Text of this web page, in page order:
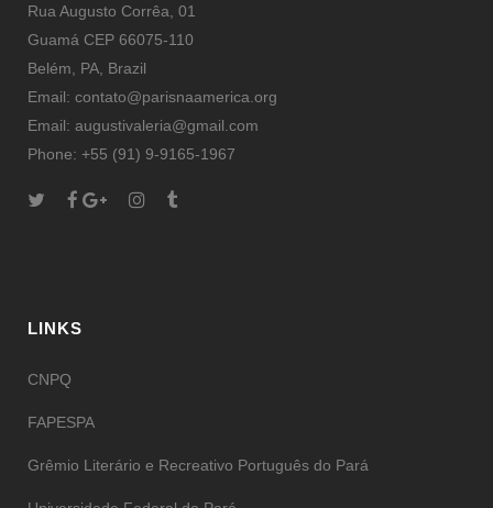
Rua Augusto Corrêa, 01
Guamá CEP 66075-110
Belém, PA, Brazil
Email: contato@parisnaamerica.org
Email: augustivaleria@gmail.com
Phone: +55 (91) 9-9165-1967
LINKS
CNPQ
FAPESPA
Grêmio Literário e Recreativo Português do Pará